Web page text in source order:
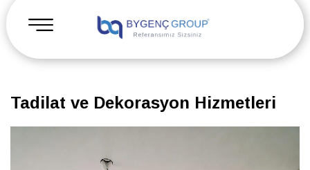
Tadilat ve Dekorasyon Hizmetleri